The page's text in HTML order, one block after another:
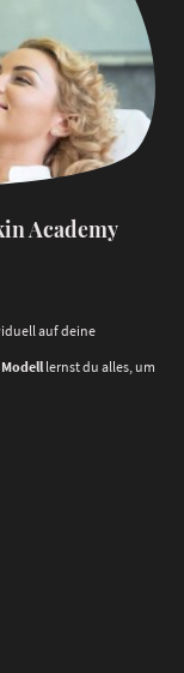
Academy
auf deine
lernst du alles, um